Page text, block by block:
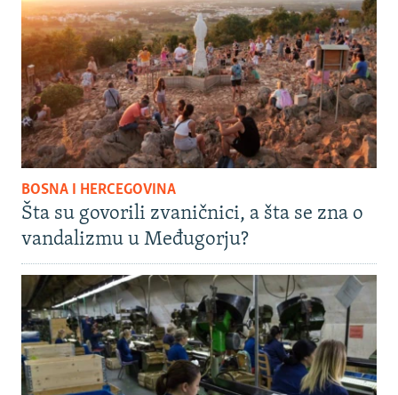
BOSNA I HERCEGOVINA
Šta su govorili zvaničnici, a šta se zna o
vandalizmu u Međugorju?